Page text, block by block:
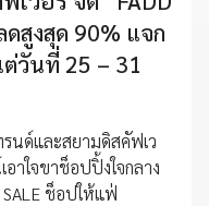
สูงสุด 90% แจก
วันที่ 25 – 31
รนด์และสยามดิสคัฟเว
าใจขาช็อปปิ้งใจกลาง
ช็อปให้แฟ่